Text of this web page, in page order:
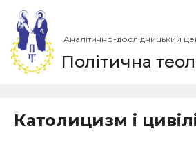
Аналітично-дослідницький
Політична
Католицизм і